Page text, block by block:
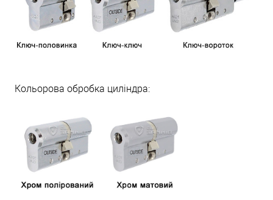
Кольорова обробка циліндра: